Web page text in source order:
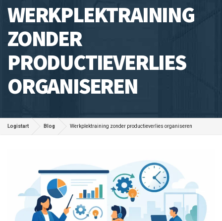
WERKPLEKTRAINING
ZONDER
PRODUCTIEVERLIES
ORGANISEREN
Logistart Blog Werkplektraining zonder productieverlies organiseren